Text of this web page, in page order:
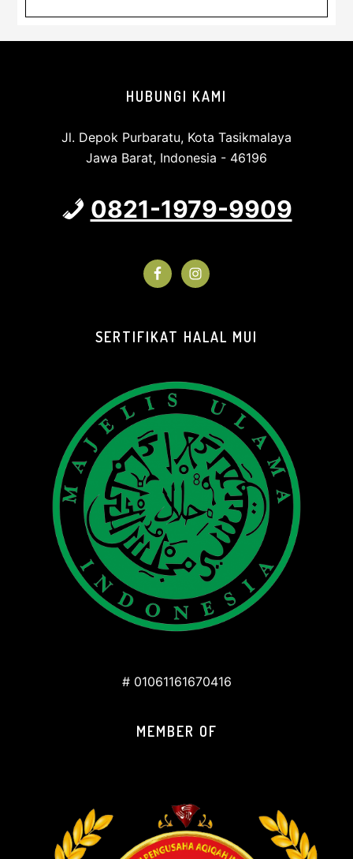
HUBUNGI KAMI
Jl. Depok Purbaratu, Kota Tasikmalaya
Jawa Barat, Indonesia - 46196
0821-1979-9909
SERTIFIKAT HALAL MUI
# 01061161670416
MEMBER OF